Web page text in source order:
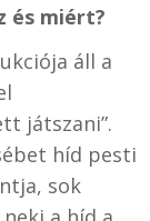
és miért?
áll a
játszani”.
híd pesti
sok